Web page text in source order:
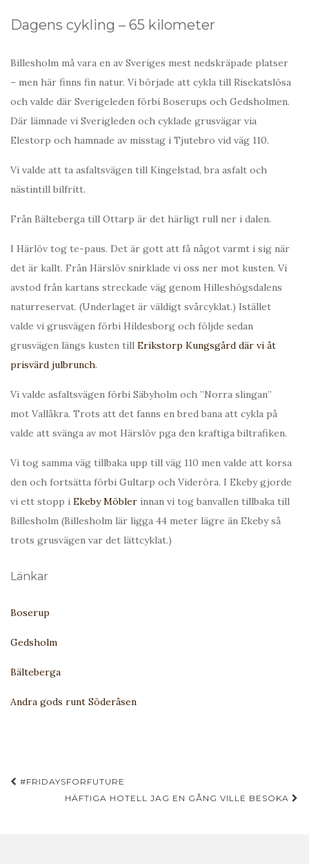
Dagens cykling – 65 kilometer
Billesholm må vara en av Sveriges mest nedskräpade platser
– men här finns fin natur. Vi började att cykla till Risekatslösa
och valde där Sverigeleden förbi Boserups och Gedsholmen.
Där lämnade vi Sverigleden och cyklade grusvägar via
Elestorp och hamnade av misstag i Tjutebro vid väg 110.
Vi valde att ta asfaltsvägen till Kingelstad, bra asfalt och
nästintill bilfritt.
Från Bälteberga till Ottarp är det härligt rull ner i dalen.
I Härlöv tog te-paus. Det är gott att få något varmt i sig när
det är kallt. Från Härslöv snirklade vi oss ner mot kusten. Vi
avstod från kartans streckade väg genom Hilleshögsdalens
naturreservat. (Underlaget är väldigt svårcyklat.) Istället
valde vi grusvägen förbi Hildesborg och följde sedan
grusvägen längs kusten till Erikstorp Kungsgård där vi åt
prisvärd julbrunch.
Vi valde asfaltsvägen förbi Säbyholm och ”Norra slingan”
mot Vallåkra. Trots att det fanns en bred bana att cykla på
valde att svänga av mot Härslöv pga den kraftiga biltrafiken.
Vi tog samma väg tillbaka upp till väg 110 men valde att korsa
den och fortsätta förbi Gultarp och Videröra. I Ekeby gjorde
vi ett stopp i Ekeby Möbler innan vi tog banvallen tillbaka till
Billesholm (Billesholm lär ligga 44 meter lägre än Ekeby så
trots grusvägen var det lättcyklat.)
Länkar
Boserup
Gedsholm
Bälteberga
Andra gods runt Söderåsen
Inläggsnavigering
#FRIDAYSFORFUTURE
HÄFTIGA HOTELL JAG EN GÅNG VILLE BESÖKA